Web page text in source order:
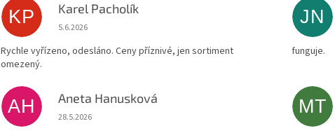
KP Karel Pacholík
Hodnocení obchodu je 4 z 5 hvězdiček.
5.6.2026
Rychle vyřízeno, odesláno. Ceny příznivé, jen sortiment
omezený.
JN
funguje.
AH Aneta Hanusková
Hodnocení obchodu je 5 z 5 hvězdiček.
28.5.2026
MT